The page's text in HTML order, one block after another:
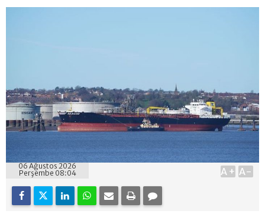
06 Ağustos 2026
Perşembe 08:04
A+ A-